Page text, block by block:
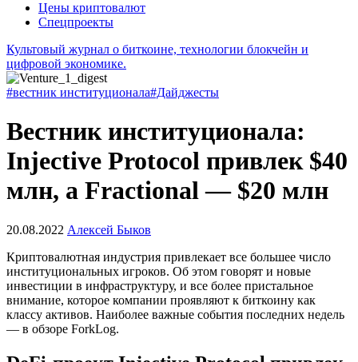
Цены криптовалют
Спецпроекты
Культовый журнал о биткоине, технологии блокчейн и
цифровой экономике.
#вестник институционала#Дайджесты
Вестник институционала:
Injective Protocol привлек $40
млн, а Fractional — $20 млн
20.08.2022 Алексей Быков
Криптовалютная индустрия привлекает все большее число
институциональных игроков. Об этом говорят и новые
инвестиции в инфраструктуру, и все более пристальное
внимание, которое компании проявляют к биткоину как
классу активов. Наиболее важные события последних недель
— в обзоре ForkLog.